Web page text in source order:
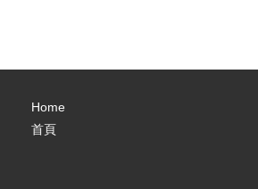
Home
首頁